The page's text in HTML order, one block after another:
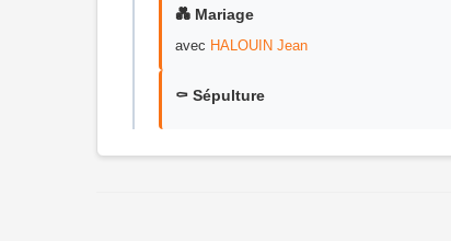
💑 Mariage
avec HALOUIN Jean
⚰️ Sépulture